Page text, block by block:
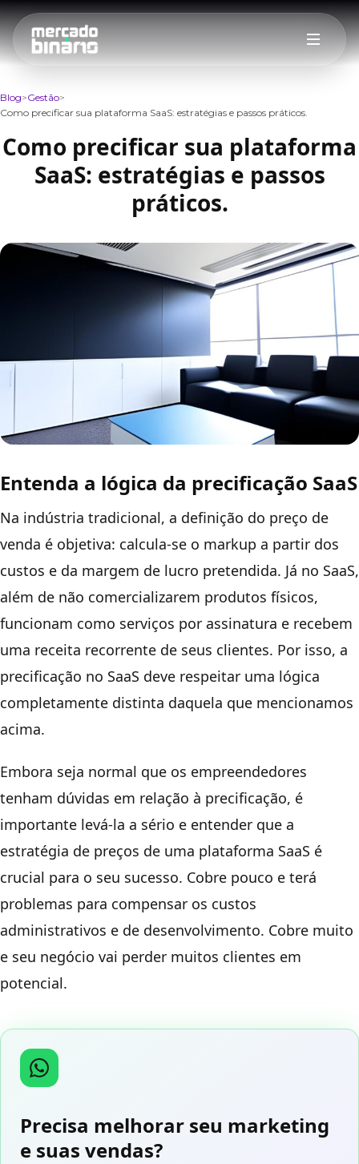
Blog Gestão
Como precificar sua plataforma SaaS: estratégias e passos práticos.
Como precificar sua plataforma
SaaS: estratégias e passos
práticos.
Entenda a lógica da precificação SaaS
Na indústria tradicional, a definição do preço de
venda é objetiva: calcula-se o markup a partir dos
custos e da margem de lucro pretendida. Já no SaaS,
além de não comercializarem produtos físicos,
funcionam como serviços por assinatura e recebem
uma receita recorrente de seus clientes. Por isso, a
precificação no SaaS deve respeitar uma lógica
completamente distinta daquela que mencionamos
acima.
Embora seja normal que os empreendedores
tenham dúvidas em relação à precificação, é
importante levá-la a sério e entender que a
estratégia de preços de uma plataforma SaaS é
crucial para o seu sucesso. Cobre pouco e terá
problemas para compensar os custos
administrativos e de desenvolvimento. Cobre muito
e seu negócio vai perder muitos clientes em
potencial.
Precisa melhorar seu marketing
e suas vendas?